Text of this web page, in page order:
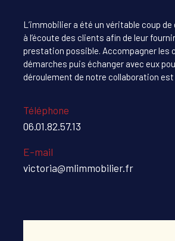
L’immobilier a été un véritable coup
à l’écoute des clients afin de leur
prestation possible. Accompagner les
démarches puis échanger avec eux
déroulement de notre collaboration
Téléphone
06.01.82.57.13
E-mail
victoria@mlimmobilier.fr